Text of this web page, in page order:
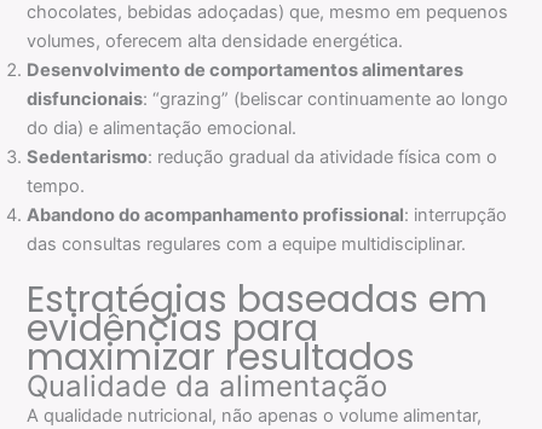
chocolates, bebidas adoçadas) que, mesmo em pequenos
volumes, oferecem alta densidade energética.
Desenvolvimento de comportamentos alimentares
disfuncionais: “grazing” (beliscar continuamente ao longo
do dia) e alimentação emocional.
Sedentarismo: redução gradual da atividade física com o
tempo.
Abandono do acompanhamento profissional: interrupção
das consultas regulares com a equipe multidisciplinar.
Estratégias baseadas em
evidências para
maximizar resultados
Qualidade da alimentação
A qualidade nutricional, não apenas o volume alimentar,